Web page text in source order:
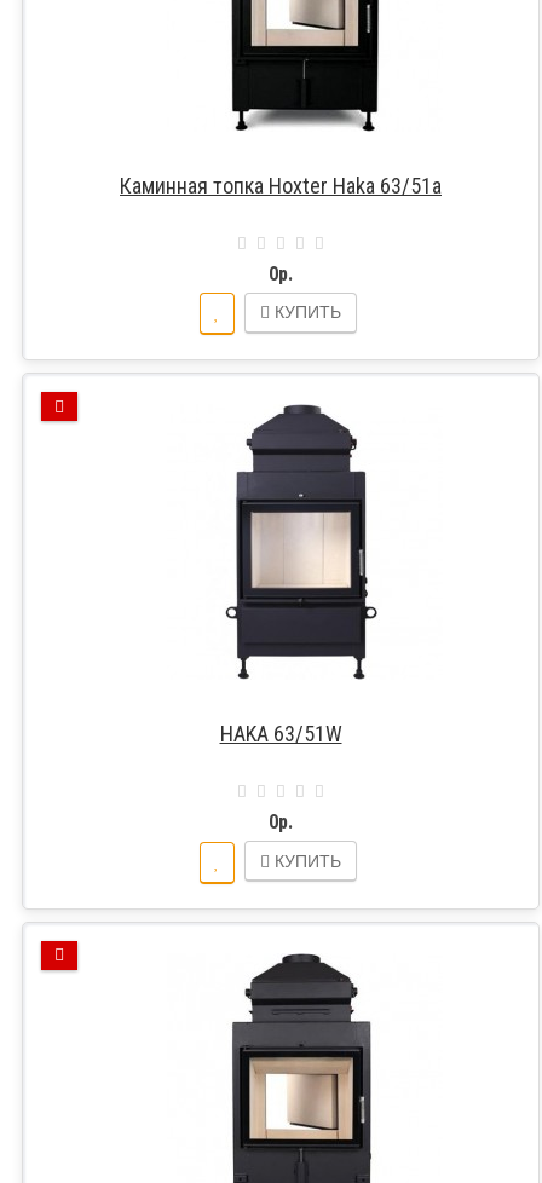
Каминная топка Hoxter Haka 63/51a
0р.
КУПИТЬ
HAKA 63/51W
0р.
КУПИТЬ